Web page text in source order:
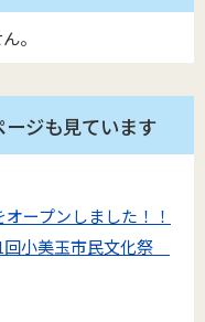
。
ジも見ています
ープンしました！！
回小美玉市民文化祭